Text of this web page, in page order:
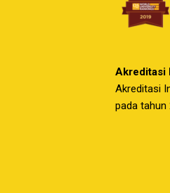
Akreditasi
Akreditasi
pada tahun